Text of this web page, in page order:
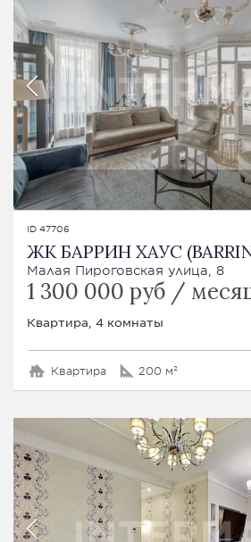
ID 47706
ЖК БАРРИН ХАУС
Малая Пироговская улица, 8
1 300 000 руб /
Квартира, 4 комнаты
Квартира 200 м²